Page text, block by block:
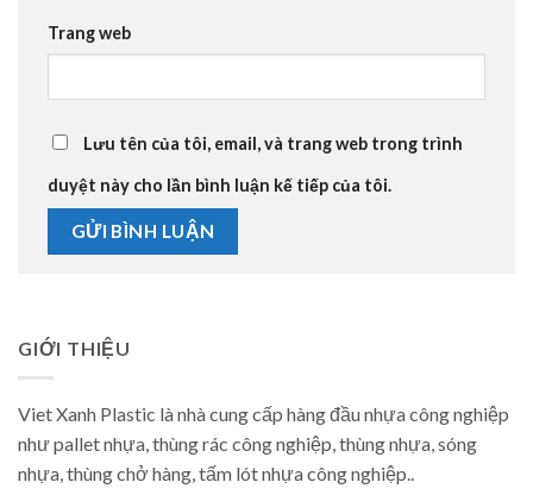
Trang web
Lưu tên của tôi, email, và trang web trong trình
duyệt này cho lần bình luận kế tiếp của tôi.
GIỚI THIỆU
Viet Xanh Plastic là nhà cung cấp hàng đầu nhựa công nghiệp
như pallet nhựa, thùng rác công nghiệp, thùng nhựa, sóng
nhựa, thùng chở hàng, tấm lót nhựa công nghiệp..